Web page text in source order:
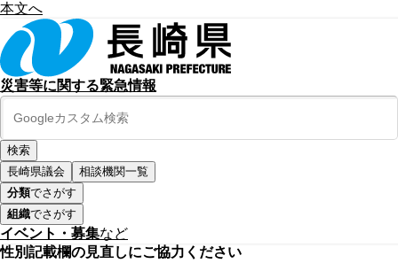
本文へ
災害等に関する緊急情報
長崎県議会
相談機関一覧
分類でさがす
組織でさがす
イベント・募集など
性別記載欄の見直しにご協力ください